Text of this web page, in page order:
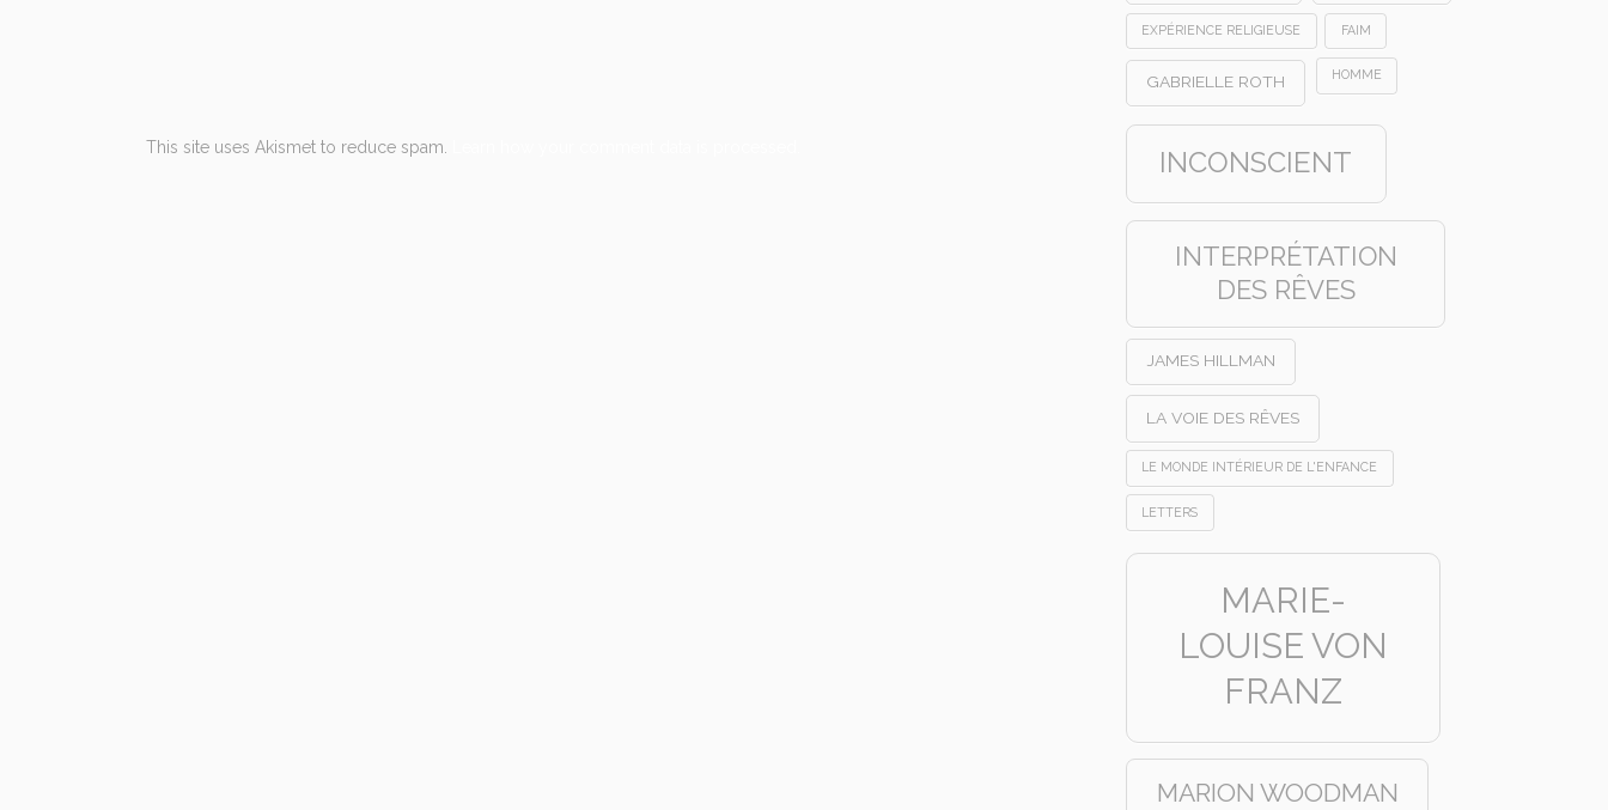
This site uses Akismet to reduce spam.
EXPÉRIENCE RELIGIEUSE FAIM
GABRIELLE ROTH HOMME
INCONSCIENT
INTERPRÉTATION
DES RÊVES
JAMES HILLMAN
LA VOIE DES RÊVES
LE MONDE INTÉRIEUR DE L'ENFANCE
LETTERS
MARIE-
LOUISE VON
FRANZ
MARION WOODMAN